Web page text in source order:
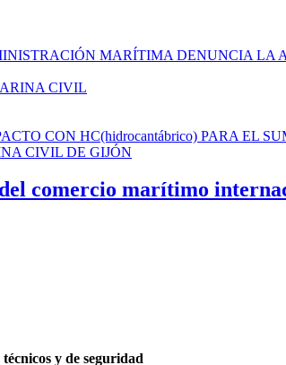
MARÍTIMA DENUNCIA
CIVIL
CON HC(hidrocantábrico) PARA EL
CIVIL DE GIJÓN
comercio marítimo
y de seguridad